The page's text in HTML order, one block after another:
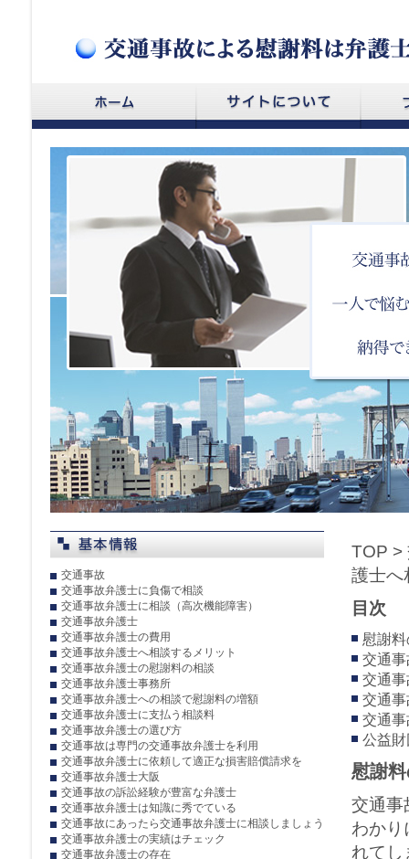
交通事故
交通事故弁護士に負傷で相談
交通事故弁護士に相談（高次機能障害）
交通事故弁護士
交通事故弁護士の費用
交通事故弁護士へ相談するメリット
交通事故弁護士の慰謝料の相談
交通事故弁護士事務所
交通事故弁護士への相談で慰謝料の増額
交通事故弁護士に支払う相談料
交通事故弁護士の選び方
交通事故は専門の交通事故弁護士を利用
交通事故弁護士に依頼して適正な損害賠償請求を
交通事故弁護士大阪
交通事故の訴訟経験が豊富な弁護士
交通事故弁護士は知識に秀でている
交通事故にあったら交通事故弁護士に相談しましょう
交通事故弁護士の実績はチェック
交通事故弁護士の存在
TOP >
護士へ
目次
慰謝
交通
交通
交通
交通
公益
慰謝
交通事
わかり
れてし